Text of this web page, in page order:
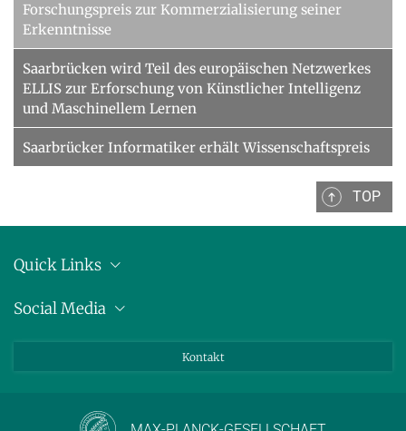
Forschungspreis zur Kommerzialisierung seiner
Erkenntnisse
Saarbrücken wird Teil des europäischen Netzwerkes
ELLIS zur Erforschung von Künstlicher Intelligenz
und Maschinellem Lernen
Saarbrücker Informatiker erhält Wissenschaftspreis
TOP
Quick Links
Pressemitteilungen
Social Media
Kontakt